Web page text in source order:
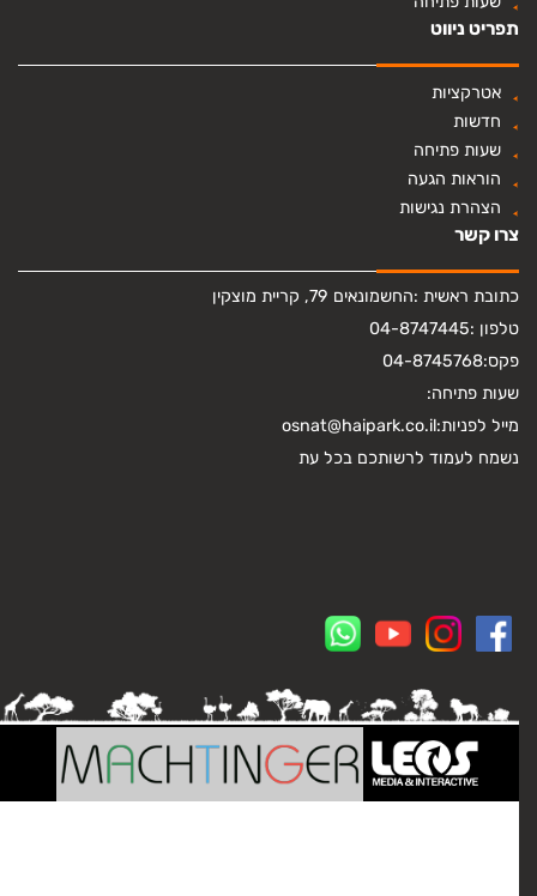
תפריט ניווט
אטרקציות
חדשות
שעות פתיחה
הוראות הגעה
הצהרת נגישות
צרו קשר
כתובת ראשית :החשמונאים 79, קריית מוצקין
טלפון :04-8747445
פקס:04-8745768
שעות פתיחה:
מייל לפניות:osnat@haipark.co.il
נשמח לעמוד לרשותכם בכל עת